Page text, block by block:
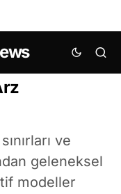
ve
geleneksel
modeller